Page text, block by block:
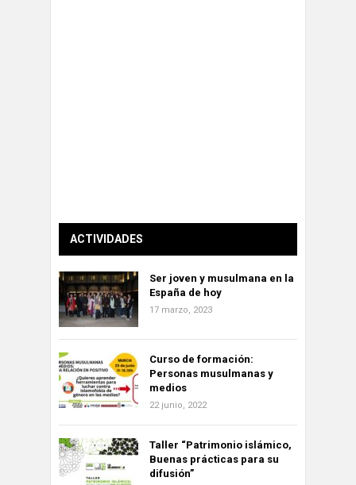
ACTIVIDADES
Ser joven y musulmana en la
España de hoy
17 marzo, 2023
Curso de formación:
Personas musulmanas y
medios
22 junio, 2022
Taller “Patrimonio islámico,
Buenas prácticas para su
difusión”